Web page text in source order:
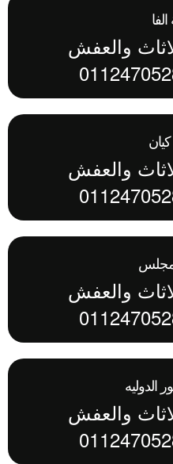
والعفش
والعفش
والعفش
والعفش